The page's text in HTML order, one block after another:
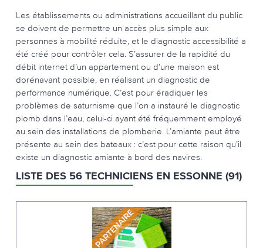
Les établissements ou administrations accueillant du public
se doivent de permettre un accès plus simple aux
personnes à mobilité réduite, et le diagnostic accessibilité a
été créé pour contrôler cela. S’assurer de la rapidité du
débit internet d’un appartement ou d’une maison est
dorénavant possible, en réalisant un diagnostic de
performance numérique. C’est pour éradiquer les
problèmes de saturnisme que l’on a instauré le diagnostic
plomb dans l’eau, celui-ci ayant été fréquemment employé
au sein des installations de plomberie. L’amiante peut être
présente au sein des bateaux : c’est pour cette raison qu’il
existe un diagnostic amiante à bord des navires.
LISTE DES 56 TECHNICIENS EN ESSONNE (91)